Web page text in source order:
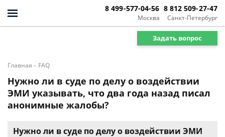
Москва
8 499-577-04-56
Санкт-Петербург
8 812 509-27-47
Задать вопрос
Главная - FAQ
Нужно ли в суде по делу о воздействии
ЭМИ указывать, что два года назад писал
анонимные жалобы?
Нужно ли в суде по делу о воздействии ЭМИ